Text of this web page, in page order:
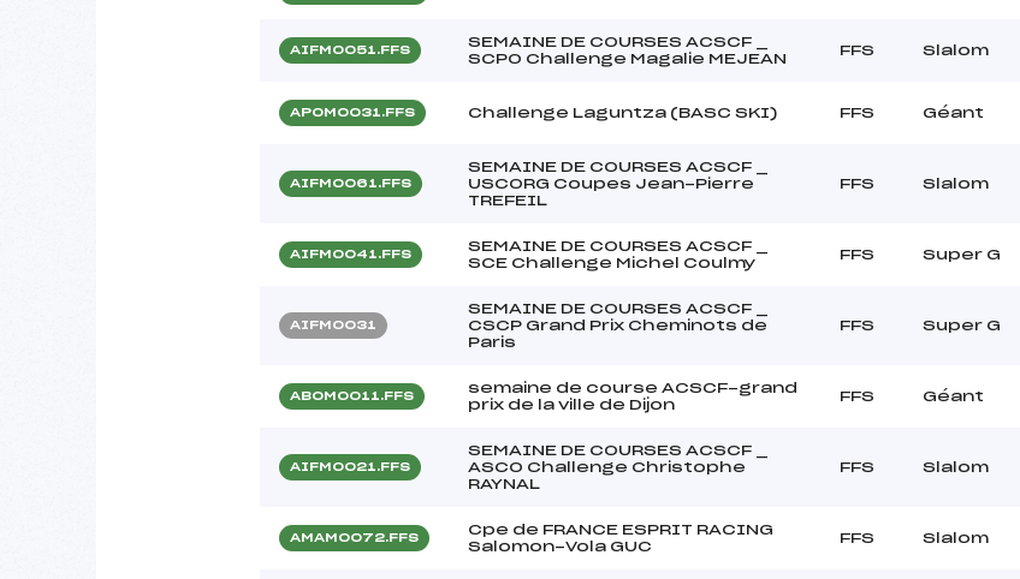
AIFM0051.FFS
SEMAINE DE COURSES ACSCF _
SCPO Challenge Magalie MEJEAN
FFS Slalom
APOM0031.FFS Challenge Laguntza (BASC SKI) FFS Géant
AIFM0061.FFS
SEMAINE DE COURSES ACSCF _
USCORG Coupes Jean-Pierre
TREFEIL
FFS Slalom
AIFM0041.FFS
SEMAINE DE COURSES ACSCF _
SCE Challenge Michel Coulmy
FFS Super G
AIFM0031
SEMAINE DE COURSES ACSCF _
CSCP Grand Prix Cheminots de
Paris
FFS Super G
ABOM0011.FFS
semaine de course ACSCF-grand
prix de la ville de Dijon
FFS Géant
AIFM0021.FFS
SEMAINE DE COURSES ACSCF _
ASCO Challenge Christophe
RAYNAL
FFS Slalom
AMAM0072.FFS
Cpe de FRANCE ESPRIT RACING
Salomon-Vola GUC
FFS Slalom